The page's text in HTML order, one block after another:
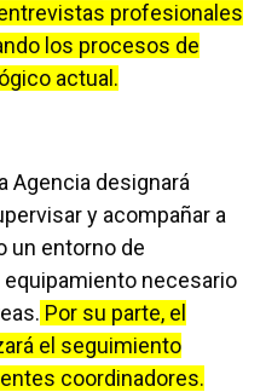
profesionales
los procesos de
actual.
Agencia designará
y acompañar a
un entorno de
necesario
Por su parte, el
el seguimiento
coordinadores.